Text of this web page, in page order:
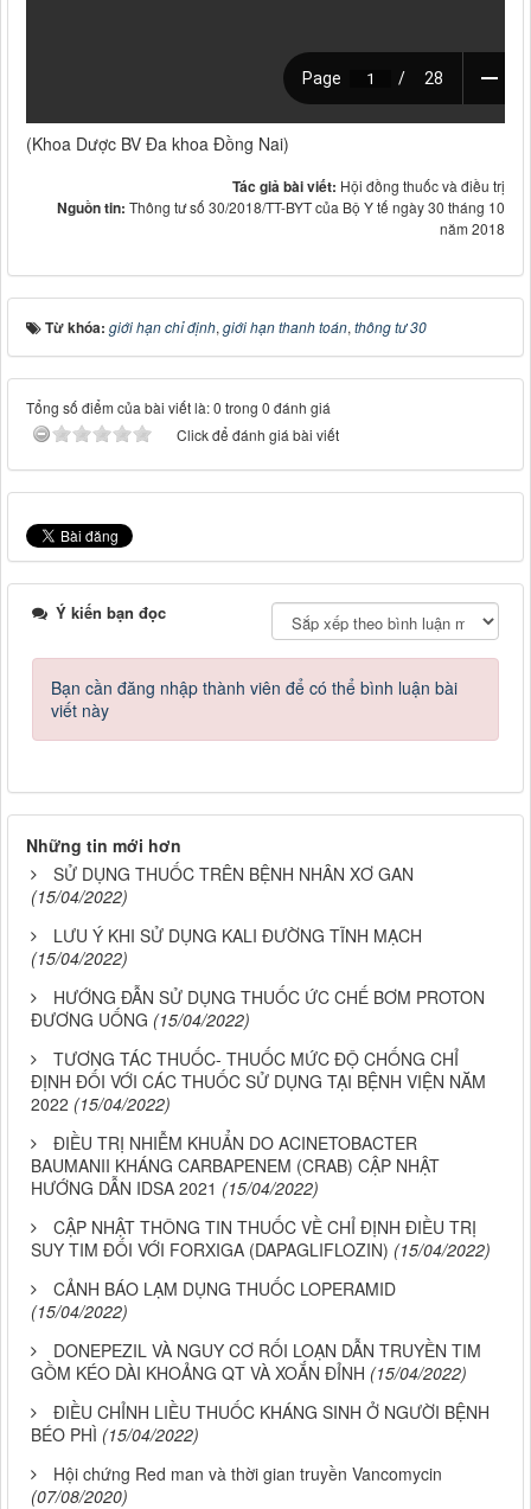
(Khoa Dược BV Đa khoa Đồng Nai)
Tác giả bài viết: Hội đồng thuốc và điều trị
Nguồn tin: Thông tư số 30/2018/TT-BYT của Bộ Y tế ngày 30 tháng 10
năm 2018
Từ khóa: giới hạn chỉ định, giới hạn thanh toán, thông tư 30
Tổng số điểm của bài viết là: 0 trong 0 đánh giá
Click để đánh giá bài viết
Ý kiến bạn đọc
Bạn cần đăng nhập thành viên để có thể bình luận bài
viết này
Những tin mới hơn
SỬ DỤNG THUỐC TRÊN BỆNH NHÂN XƠ GAN
(15/04/2022)
LƯU Ý KHI SỬ DỤNG KALI ĐƯỜNG TĨNH MẠCH
(15/04/2022)
HƯỚNG ĐẪN SỬ DỤNG THUỐC ỨC CHẾ BƠM PROTON
ĐƯƠNG UỐNG (15/04/2022)
TƯƠNG TÁC THUỐC- THUỐC MỨC ĐỘ CHỐNG CHỈ
ĐỊNH ĐỐI VỚI CÁC THUỐC SỬ DỤNG TẠI BỆNH VIỆN NĂM
2022 (15/04/2022)
ĐIỀU TRỊ NHIỄM KHUẨN DO ACINETOBACTER
BAUMANII KHÁNG CARBAPENEM (CRAB) CẬP NHẬT
HƯỚNG DẪN IDSA 2021 (15/04/2022)
CẬP NHẬT THÔNG TIN THUỐC VỀ CHỈ ĐỊNH ĐIỀU TRỊ
SUY TIM ĐỐI VỚI FORXIGA (DAPAGLIFLOZIN) (15/04/2022)
CẢNH BÁO LẠM DỤNG THUỐC LOPERAMID
(15/04/2022)
DONEPEZIL VÀ NGUY CƠ RỐI LOẠN DẪN TRUYỀN TIM
GỒM KÉO DÀI KHOẢNG QT VÀ XOẮN ĐỈNH (15/04/2022)
ĐIỀU CHỈNH LIỀU THUỐC KHÁNG SINH Ở NGƯỜI BỆNH
BÉO PHÌ (15/04/2022)
Hội chứng Red man và thời gian truyền Vancomycin
(07/08/2020)